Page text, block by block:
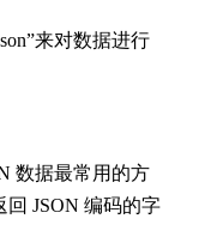
来对数据进行
数据最常用的方
JSON 编码的字